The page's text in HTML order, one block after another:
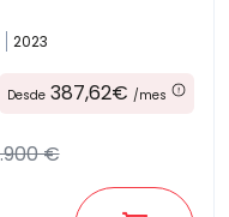
2023
Desde 387,62€ /mes
€